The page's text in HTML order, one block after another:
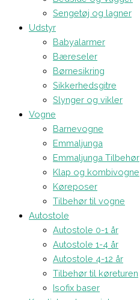
Sengetøj og lagner
Udstyr
Babyalarmer
Bæreseler
Børnesikring
Sikkerhedsgitre
Slynger og vikler
Vogne
Barnevogne
Emmaljunga
Emmaljunga Tilbehør
Klap og kombivogne
Køreposer
Tilbehør til vogne
Autostole
Autostole 0-1 år
Autostole 1-4 år
Autostole 4-12 år
Tilbehør til køreturen
Isofix baser